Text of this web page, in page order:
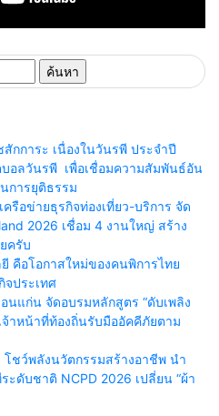
กการะ เนื่องในวันรพี ประจำปี
อลวันรพี เพื่อเชื่อมความสัมพันธ์อัน
การยุติธรรม
รือข่ายธุรกิจท่องเที่ยว-บริการ จัด
2026 เชื่อม 4 งานใหญ่ สร้าง
ครับ
คือโอกาสใหม่ของคนพิการไทย
จประเทศ
นแก่น จัดอบรมหลักสูตร “ดับเพลิง
าหน้าที่ท้องถิ่นรับมืออัคคีภัยตาม
ชว์พลังนวัตกรรมสร้างอาชีพ นำ
ะดับชาติ NCPD 2026 เปลี่ยน “ผ้า